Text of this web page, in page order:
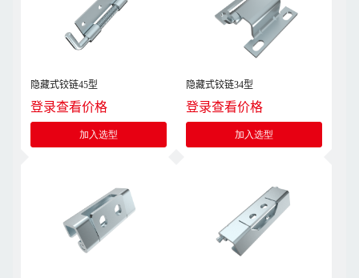
隐藏式铰链45型
登录查看价格
加入选型
隐藏式铰链34型
登录查看价格
加入选型